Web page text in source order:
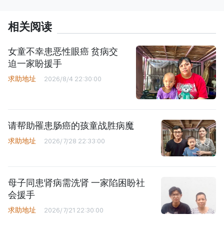
相关阅读
女童不幸患恶性眼癌 贫病交
迫一家盼援手
求助地址 2026/8/4 22:30:00
请帮助罹患肠癌的孩童战胜病魔
求助地址 2026/7/28 22:33:00
母子同患肾病需洗肾 一家陷困盼社
会援手
求助地址 2026/7/21 22:30:00